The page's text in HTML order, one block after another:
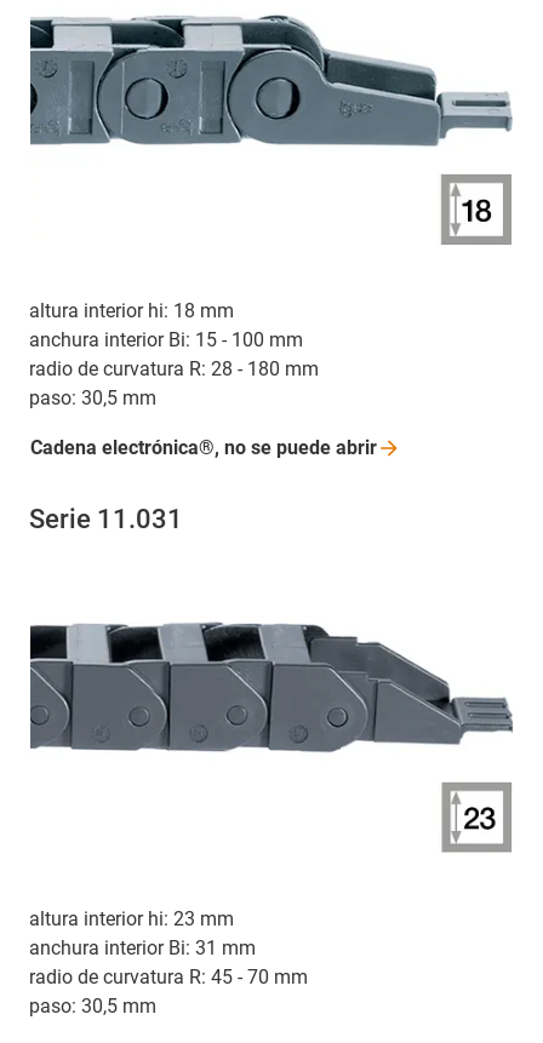
altura interior hi: 18 mm
anchura interior Bi: 15 - 100 mm
radio de curvatura R: 28 - 180 mm
paso: 30,5 mm
Cadena electrónica®, no se puede abrir
Serie 11.031
altura interior hi: 23 mm
anchura interior Bi: 31 mm
radio de curvatura R: 45 - 70 mm
paso: 30,5 mm